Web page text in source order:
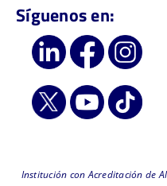
Síguenos en:
Institución con Acreditación de